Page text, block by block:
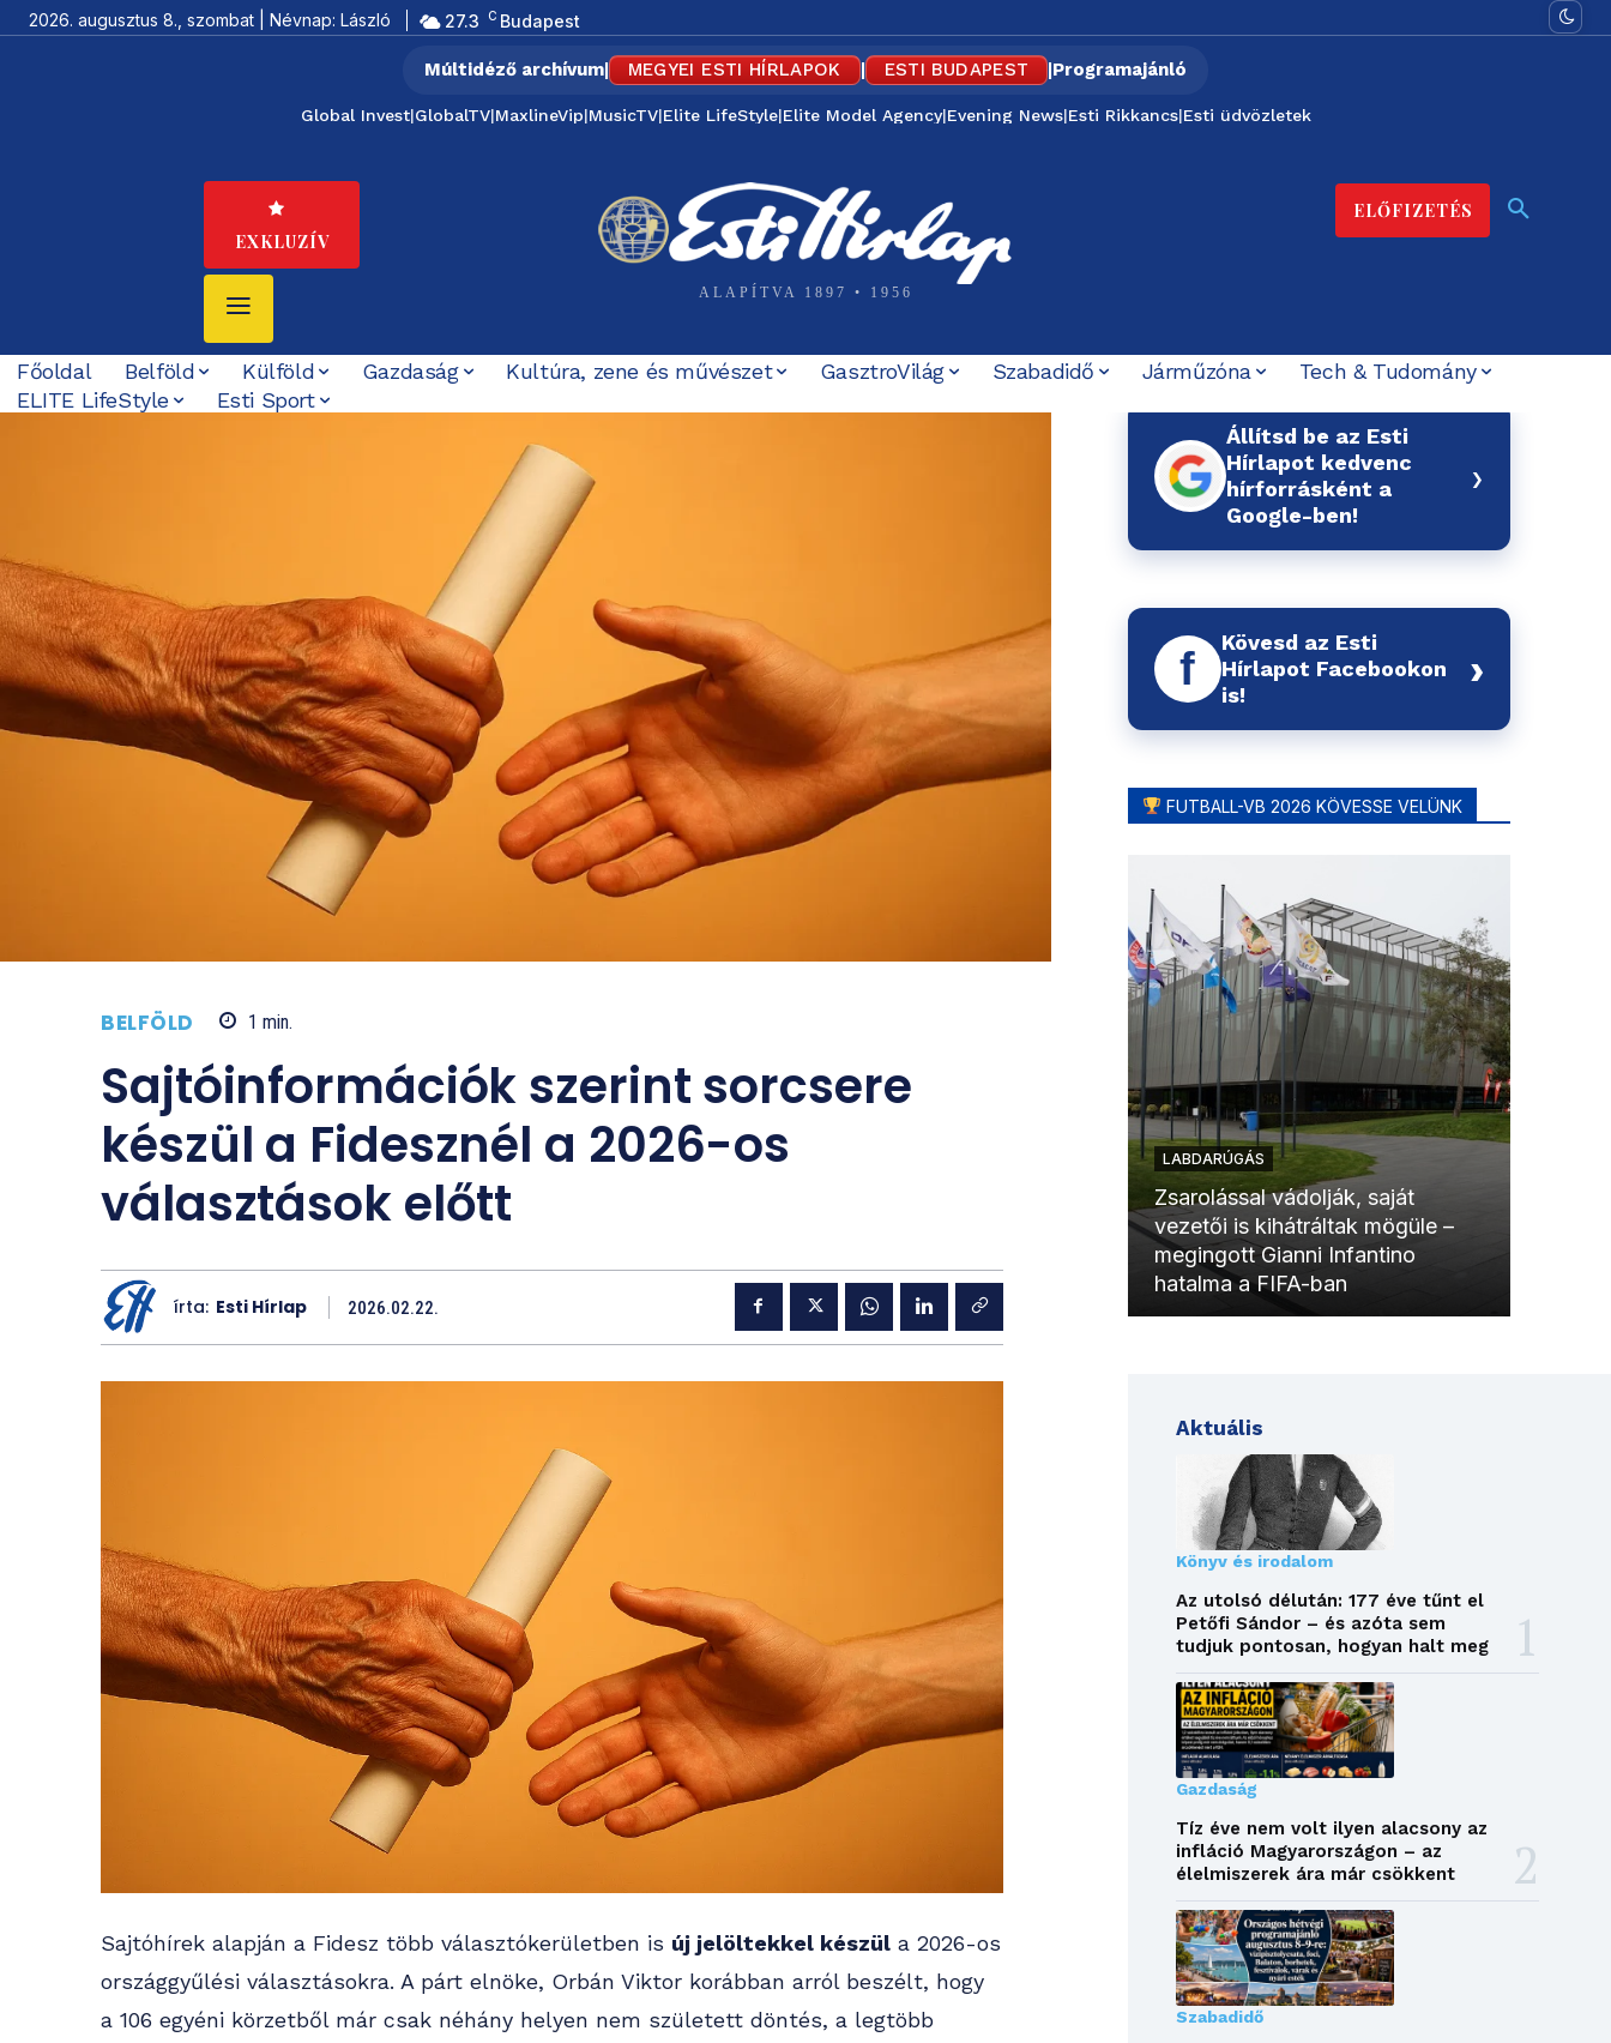
2026. augusztus 8., szombat | Névnap: László 27.3 C Budapest
Múltidéző archívum| MEGYEI ESTI HÍRLAPOK | ESTI BUDAPEST |Programajánló
Global Invest|GlobalTV|MaxlineVip|MusicTV|Elite LifeStyle|Elite Model Agency|Evening News|Esti Rikkancs|Esti üdvözletek
EXKLUZÍV
ALAPÍTVA 1897 • 1956
ELŐFIZETÉS
Főoldal Belföld Külföld Gazdaság Kultúra, zene és művészet GasztroVilág Szabadidő Járműzóna
Tech & Tudomány
ELITE LifeStyle
Esti Sport
BELFÖLD 1 min.
Sajtóinformációk szerint sorcsere
készül a Fidesznél a 2026-os
választások előtt
írta: Esti Hírlap 2026.02.22.
Sajtóhírek alapján a Fidesz több választókerületben is új jelöltekkel készül a 2026-os
országgyűlési választásokra. A párt elnöke, Orbán Viktor korábban arról beszélt, hogy
a 106 egyéni körzetből már csak néhány helyen nem született döntés, a legtöbb
Állítsd be az Esti
Hírlapot kedvenc
hírforrásként a
Google-ben!
›
f
Kövesd az Esti
Hírlapot Facebookon
is!
›
FUTBALL-VB 2026 KÖVESSE VELÜNK
LABDARÚGÁS
Zsarolással vádolják, saját
vezetői is kihátráltak mögüle –
megingott Gianni Infantino
hatalma a FIFA-ban
Aktuális
Könyv és irodalom
Az utolsó délután: 177 éve tűnt el
Petőfi Sándor – és azóta sem
tudjuk pontosan, hogyan halt meg
Gazdaság
Tíz éve nem volt ilyen alacsony az
infláció Magyarországon – az
élelmiszerek ára már csökkent
Szabadidő